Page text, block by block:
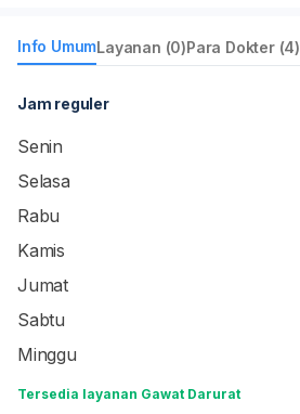
Info UmumLayanan (0)Para Dokter (4)
Jam reguler
Senin
Selasa
Rabu
Kamis
Jumat
Sabtu
Minggu
Tersedia layanan Gawat Darurat